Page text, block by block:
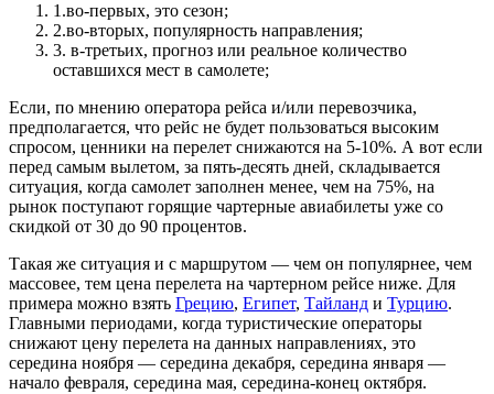
1.во-первых, это сезон;
2.во-вторых, популярность направления;
3. в-третьих, прогноз или реальное количество
оставшихся мест в самолете;
Если, по мнению оператора рейса и/или перевозчика,
предполагается, что рейс не будет пользоваться высоким
спросом, ценники на перелет снижаются на 5-10%. А вот если
перед самым вылетом, за пять-десять дней, складывается
ситуация, когда самолет заполнен менее, чем на 75%, на
рынок поступают горящие чартерные авиабилеты уже со
скидкой от 30 до 90 процентов.
Такая же ситуация и с маршрутом — чем он популярнее, чем
массовее, тем цена перелета на чартерном рейсе ниже. Для
примера можно взять Грецию, Египет, Тайланд и Турцию.
Главными периодами, когда туристические операторы
снижают цену перелета на данных направлениях, это
середина ноября — середина декабря, середина января —
начало февраля, середина мая, середина-конец октября.